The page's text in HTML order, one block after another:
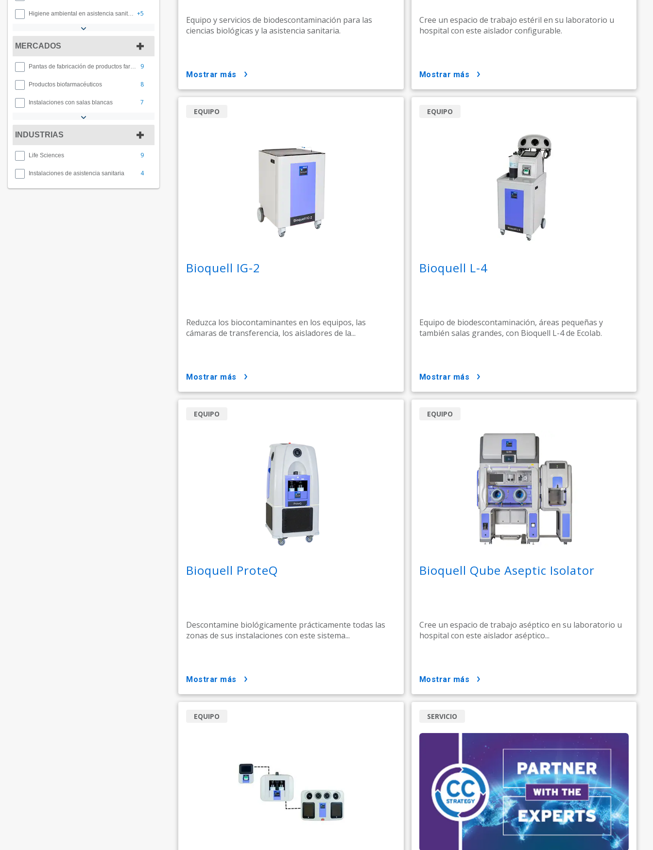
Higiene ambiental en asistencia sanitaria +5
MERCADOS
Pantas de fabricación de productos farmacéuticos 9
Productos biofarmacéuticos 8
Instalaciones con salas blancas 7
INDUSTRIAS
Life Sciences 9
Instalaciones de asistencia sanitaria 4
Equipo y servicios de biodescontaminación para las
ciencias biológicas y la asistencia sanitaria.
mostrar más
Cree un espacio de trabajo estéril en su laboratorio u
hospital con este aislador configurable.
mostrar más
Bioquell IG-2
Reduzca los biocontaminantes en los equipos, las
cámaras de transferencia, los aisladores de la...
EQUIPO
mostrar más
Bioquell L-4
Equipo de biodescontaminación, áreas pequeñas y
también salas grandes, con Bioquell L-4 de Ecolab.
EQUIPO
mostrar más
Bioquell ProteQ
Descontamine biológicamente prácticamente todas las
zonas de sus instalaciones con este sistema...
EQUIPO
mostrar más
Bioquell Qube Aseptic Isolator
Cree un espacio de trabajo aséptico en su laboratorio u
hospital con este aislador aséptico...
EQUIPO
mostrar más
EQUIPO SERVICIO